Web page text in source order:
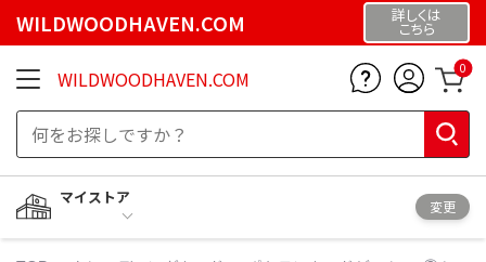
WILDWOODHAVEN.COM 詳しくは
こちら
WILDWOODHAVEN.COM 0
マイストア
変更